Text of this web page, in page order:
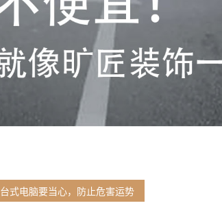
台式电脑要当心，防止危害运势